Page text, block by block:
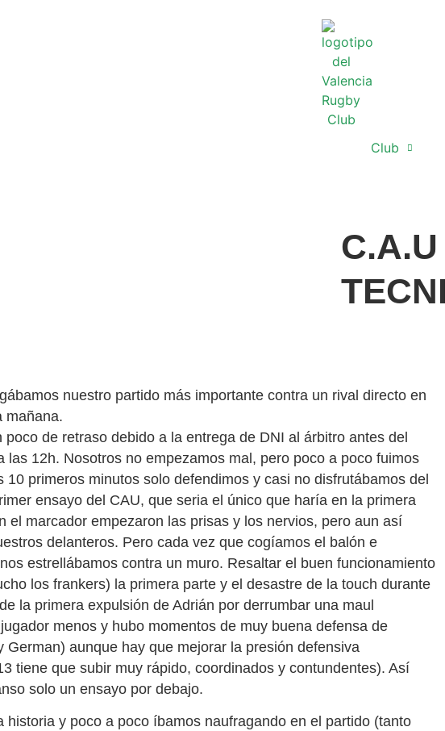
Club
nuestro partido más importante contra un rival directo en
mañana.
de retraso debido a la entrega de DNI al árbitro antes del
las 12h. Nosotros no empezamos mal, pero poco a poco fuimos
10 primeros minutos solo defendimos y casi no disfrutábamos del
ensayo del CAU, que seria el único que haría en la primera
el marcador empezaron las prisas y los nervios, pero aun así
delanteros. Pero cada vez que cogíamos el balón e
estrellábamos contra un muro. Resaltar el buen funcionamiento
los frankers) la primera parte y el desastre de la touch durante
la primera expulsión de Adrián por derrumbar una maul
menos y hubo momentos de muy buena defensa de
German) aunque hay que mejorar la presión defensiva
tiene que subir muy rápido, coordinados y contundentes). Así
solo un ensayo por debajo.
historia y poco a poco íbamos naufragando en el partido (tanto